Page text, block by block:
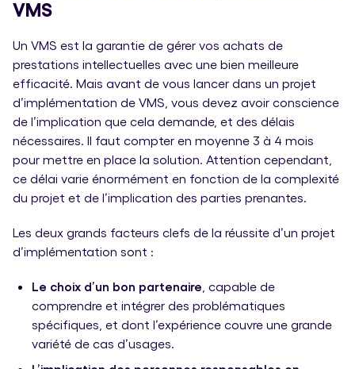
VMS
Un VMS est la garantie de gérer vos achats de
prestations intellectuelles avec une bien meilleure
efficacité. Mais avant de vous lancer dans un projet
d’implémentation de VMS, vous devez avoir conscience
de l’implication que cela demande, et des délais
nécessaires. Il faut compter en moyenne 3 à 4 mois
pour mettre en place la solution. Attention cependant,
ce délai varie énormément en fonction de la complexité
du projet et de l’implication des parties prenantes.
Les deux grands facteurs clefs de la réussite d’un projet
d’implémentation sont :
Le choix d’un bon partenaire , capable de
comprendre et intégrer des problématiques
spécifiques, et dont l’expérience couvre une grande
variété de cas d’usages.